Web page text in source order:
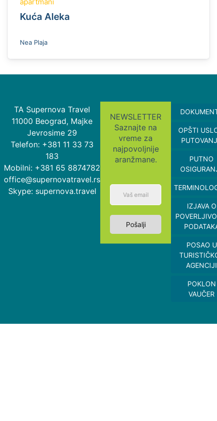
Kuća Aleka
Nea Plaja
TA Supernova Travel
11000 Beograd, Majke
Jevrosime 29
Telefon: +381 11 33 73
183
Mobilni: +381 65 8874782
office@supernovatravel.rs
Skype: supernova.travel
NEWSLETTER
Saznajte na
vreme za
najpovoljnije
aranžmane.
Pošalji
OPŠTI
PUTNO
IZJAVA O
POSAO U
AGENCIJI
POKLON
VAUČER